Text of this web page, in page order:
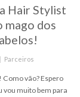
Hair Stylist
mago dos
Categories
Parceiros
vão? Espero
vou muito bem para